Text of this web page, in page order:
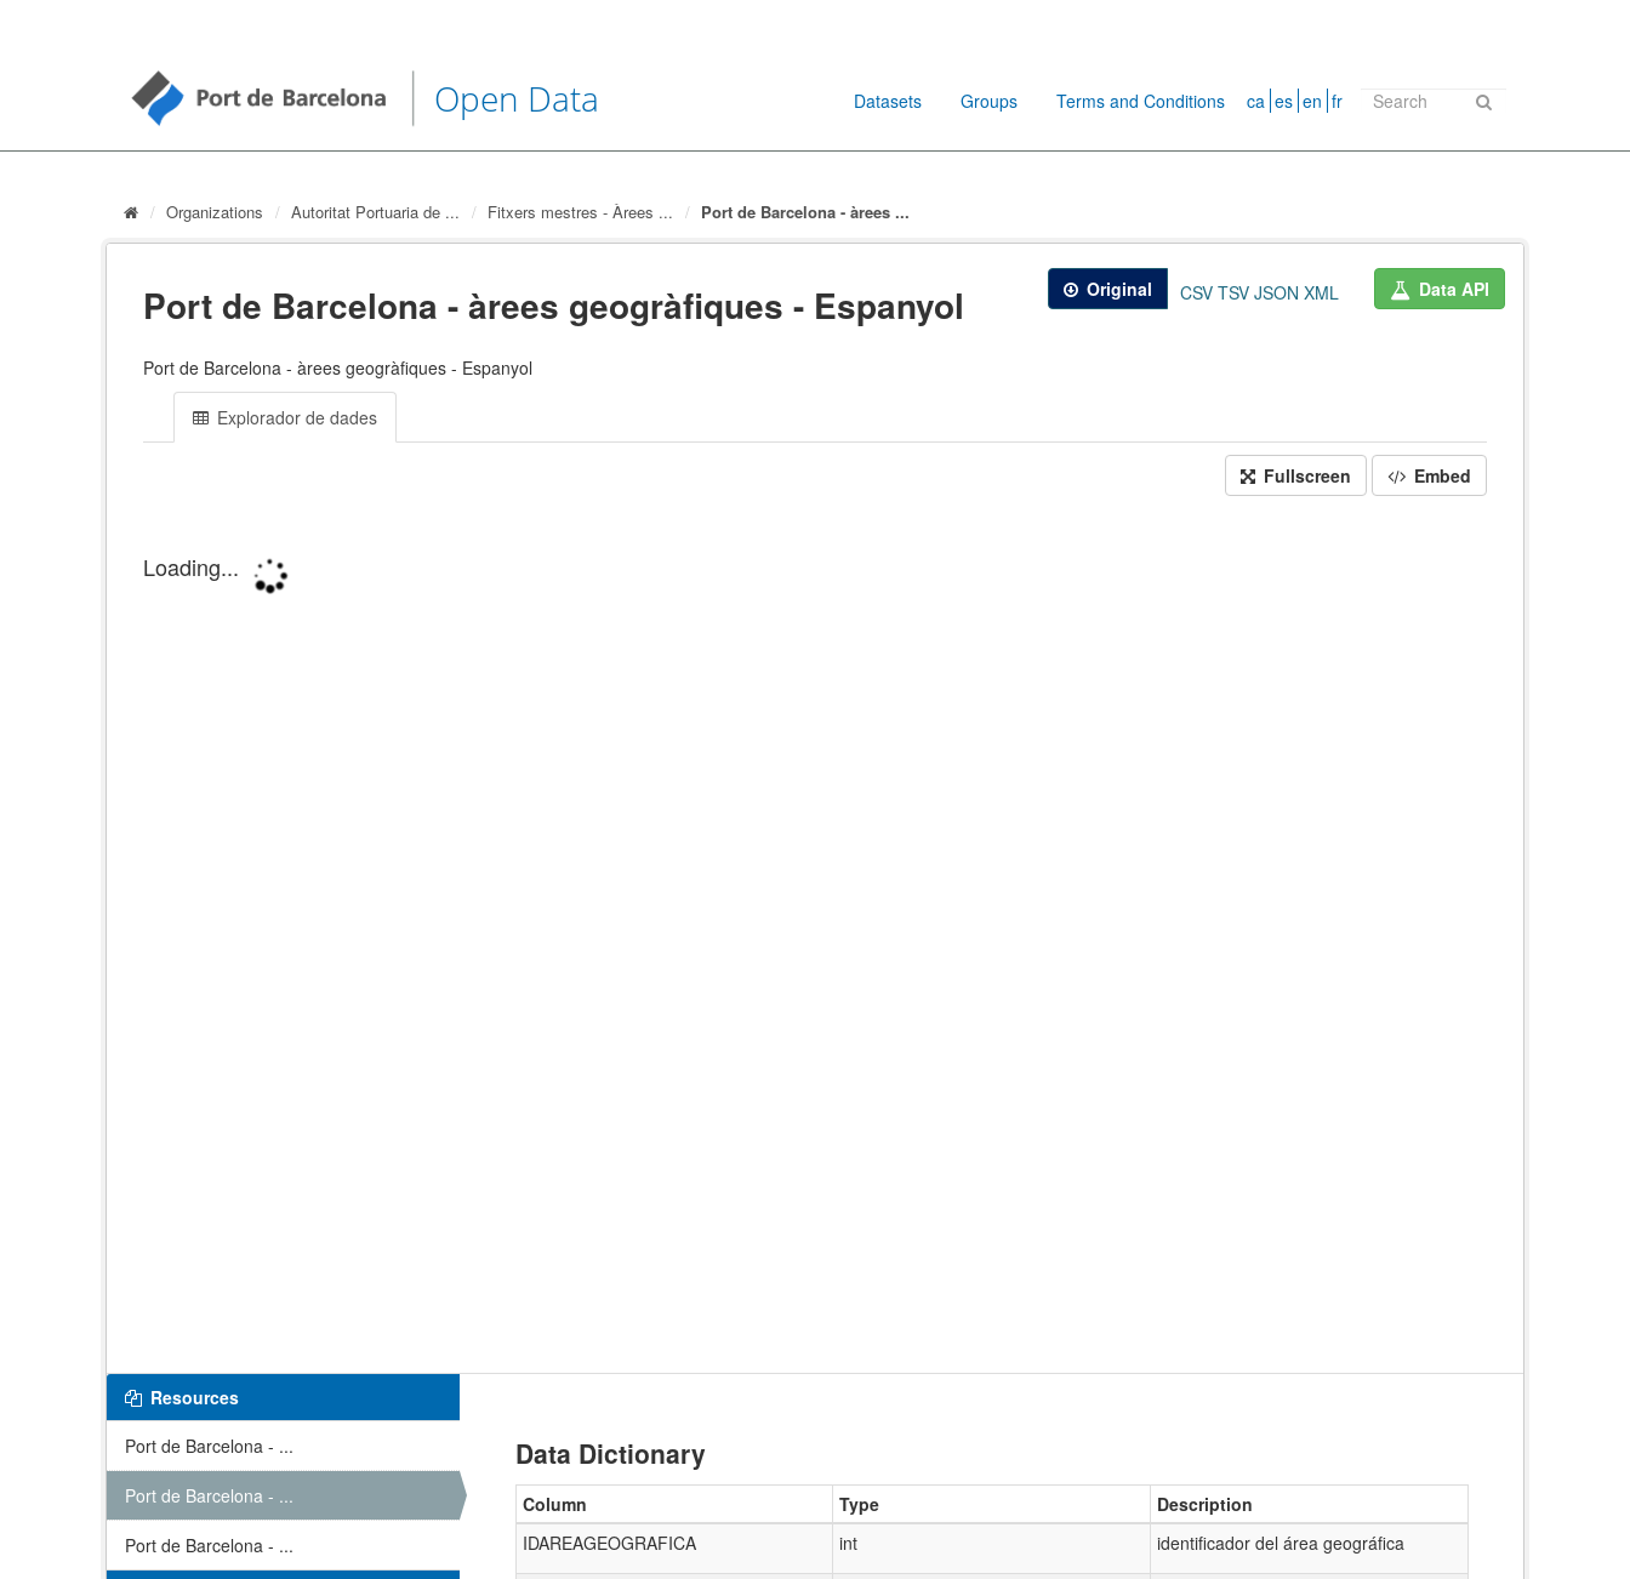
Open Data Datasets Groups Terms and Conditions ca es en fr
Organizations Autoritat Portuaria de ... Fitxers mestres - Àrees ... Port de Barcelona - àrees ...
Original CSV TSV JSON XML Data API
Port de Barcelona - àrees geogràfiques - Espanyol
Port de Barcelona - àrees geogràfiques - Espanyol
Explorador de dades
Fullscreen Embed
Resources
Port de Barcelona - ...
Port de Barcelona - ...
Port de Barcelona - ...
Data Dictionary
Column Type
Description
IDAREAGEOGRAFICA
int identificador del área geográfica